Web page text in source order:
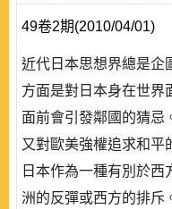
49卷2期(2010/04/01)
近代日本思想界總是企
方面是對日本身在世界
面前會引發鄰國的猜忌
又對歐美強權追求和平
日本作為一種有別於西
洲的反彈或西方的排斥